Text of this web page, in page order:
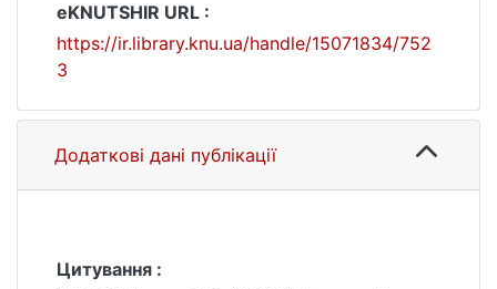
eKNUTSHIR URL :
https://ir.library.knu.ua/handle/15071834/752
3
Додаткові дані публікації
Цитування :